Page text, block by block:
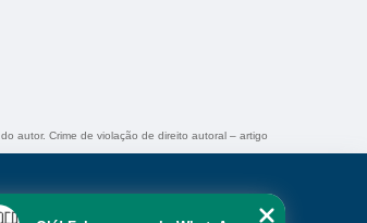
autor. Crime de violação de direito autoral – artigo